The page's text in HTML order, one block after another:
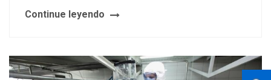
Continue leyendo